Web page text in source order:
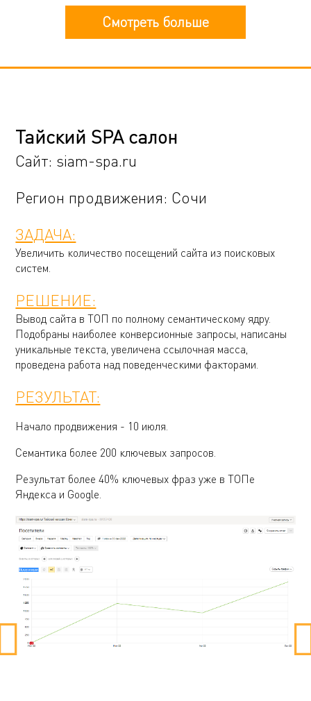
Смотреть больше
Тайский SPA салон
Сайт: siam-spa.ru
Регион продвижения: Сочи
ЗАДАЧА:
Увеличить количество посещений сайта из поисковых
систем.
РЕШЕНИЕ:
Вывод сайта в ТОП по полному семантическому ядру.
Подобраны наиболее конверсионные запросы, написаны
уникальные текста, увеличена ссылочная масса,
проведена работа над поведенческими факторами.
РЕЗУЛЬТАТ:
Начало продвижения - 10 июля.
Семантика более 200 ключевых запросов.
Результат более 40% ключевых фраз уже в ТОПе
Яндекса и Google.